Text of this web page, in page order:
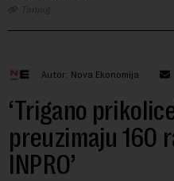
Tanjug
Autor: Nova Ekonomija
‘Trigano
preuzimaju 160
INPRO’